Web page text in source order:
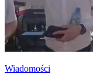
Wiadomości